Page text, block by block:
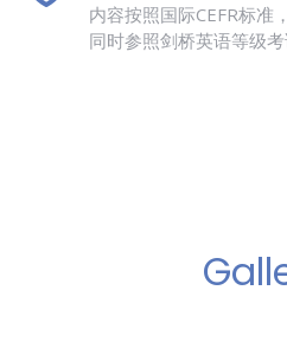
内容按照国际CEFR标准
同时参照剑桥英语等级